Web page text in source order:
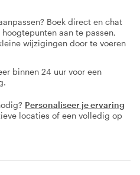
Boek direct en chat
aan te passen,
wijzigingen door te voeren
binnen 24 uur voor een
Personaliseer je ervaring
locaties of een volledig op